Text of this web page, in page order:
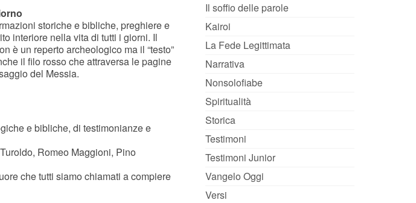
storiche e bibliche, preghiere e
interiore nella vita di tutti i giorni. Il
è un reperto archeologico ma il “testo”
il filo rosso che attraversa le pagine
del Messia.
e bibliche, di testimonianze e
Romeo Maggioni, Pino
che tutti siamo chiamati a compiere
Il soffio delle parole
Kairoi
La Fede Legittimata
Narrativa
Nonsolofiabe
Spiritualità
Storica
Testimoni
Testimoni Junior
Vangelo Oggi
Versi